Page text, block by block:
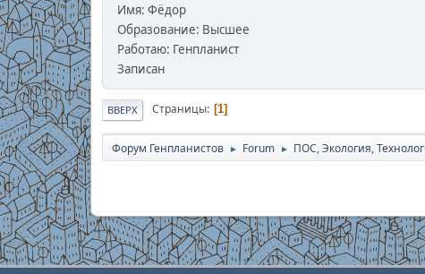
Имя: Фёдор
Образование: Высшее
Работаю: Генпланист
Записан
ВВЕРХ Страницы 1
Форум Генпланистов ► Forum ► ПОС, Экология,